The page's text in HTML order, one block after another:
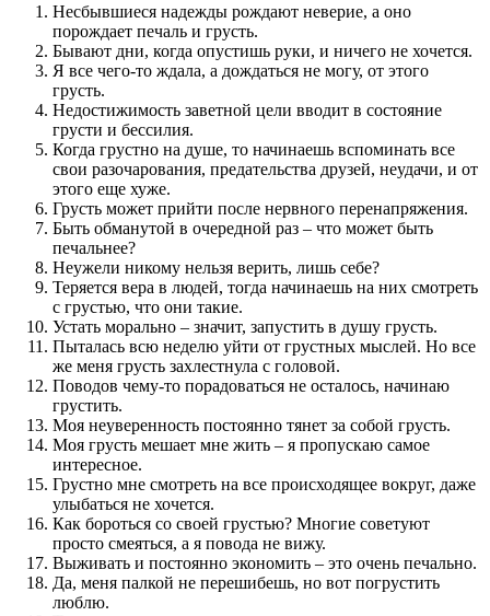
Несбывшиеся надежды рождают неверие, а оно
порождает печаль и грусть.
Бывают дни, когда опустишь руки, и ничего не хочется.
Я все чего-то ждала, а дождаться не могу, от этого
грусть.
Недостижимость заветной цели вводит в состояние
грусти и бессилия.
Когда грустно на душе, то начинаешь вспоминать все
свои разочарования, предательства друзей, неудачи, и от
этого еще хуже.
Грусть может прийти после нервного перенапряжения.
Быть обманутой в очередной раз – что может быть
печальнее?
Неужели никому нельзя верить, лишь себе?
Теряется вера в людей, тогда начинаешь на них смотреть
с грустью, что они такие.
Устать морально – значит, запустить в душу грусть.
Пыталась всю неделю уйти от грустных мыслей. Но все
же меня грусть захлестнула с головой.
Поводов чему-то порадоваться не осталось, начинаю
грустить.
Моя неуверенность постоянно тянет за собой грусть.
Моя грусть мешает мне жить – я пропускаю самое
интересное.
Грустно мне смотреть на все происходящее вокруг, даже
улыбаться не хочется.
Как бороться со своей грустью? Многие советуют
просто смеяться, а я повода не вижу.
Выживать и постоянно экономить – это очень печально.
Да, меня палкой не перешибешь, но вот погрустить
люблю.